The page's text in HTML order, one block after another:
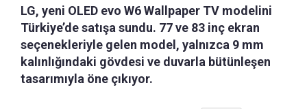
LG, yeni OLED evo W6 Wallpaper TV modelini
Türkiye’de satışa sundu. 77 ve 83 inç ekran
seçenekleriyle gelen model, yalnızca 9 mm
kalınlığındaki gövdesi ve duvarla bütünleşen
tasarımıyla öne çıkıyor.